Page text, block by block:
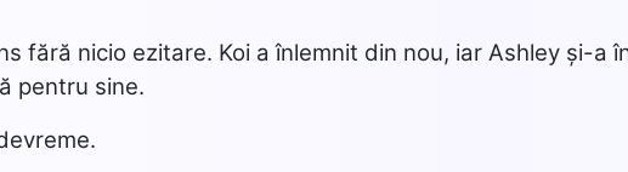
fără nicio ezitare. Koi a înlemnit din nou, iar Ashley și-a
pentru sine.